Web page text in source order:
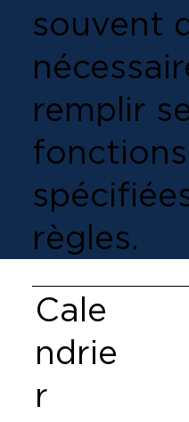
Cale
ndrie
r
souvent
remplir
règles.